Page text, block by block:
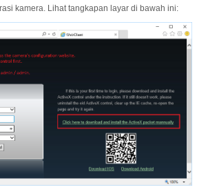
kamera. Lihat tangkapan layar di bawah ini: